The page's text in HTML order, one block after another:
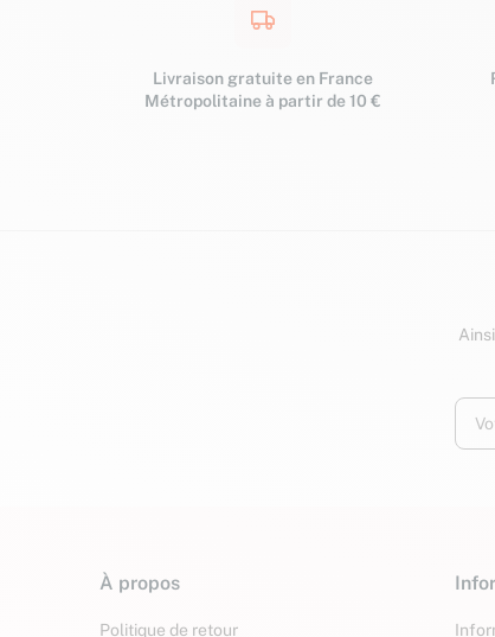
Livraison gratuite en France
Métropolitaine à partir de 10 €
À propos
Politique de retour